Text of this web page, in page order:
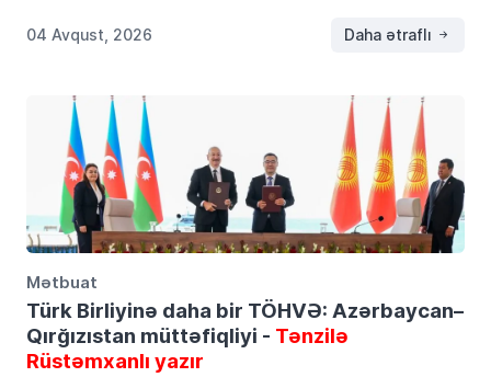
04 Avqust, 2026 Daha ətraflı
Mətbuat
Türk Birliyinə daha bir TÖHVƏ: Azərbaycan–
Qırğızıstan müttəfiqliyi - Tənzilə
Rüstəmxanlı yazır